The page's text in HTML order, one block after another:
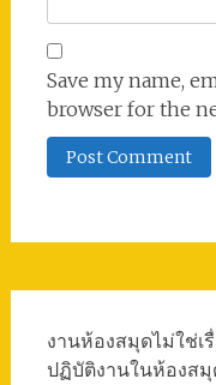
Save my name,
browser for the
งานห้องสมุดไม่ใช่เ
ปฏิบัติงานในห้องส